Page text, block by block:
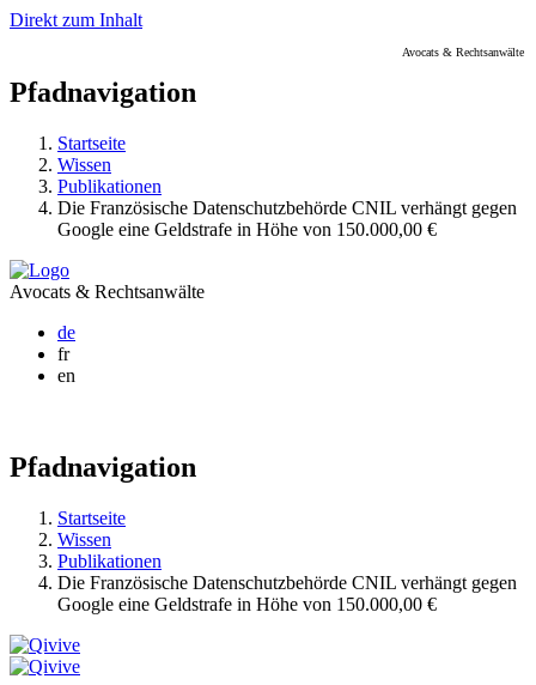
Direkt zum Inhalt
Avocats & Rechtsanwälte
Pfadnavigation
Startseite
Wissen
Publikationen
Die Französische Datenschutzbehörde CNIL verhängt gegen
Google eine Geldstrafe in Höhe von 150.000,00 €
Avocats & Rechtsanwälte
de
fr
en
Pfadnavigation
Startseite
Wissen
Publikationen
Die Französische Datenschutzbehörde CNIL verhängt gegen
Google eine Geldstrafe in Höhe von 150.000,00 €